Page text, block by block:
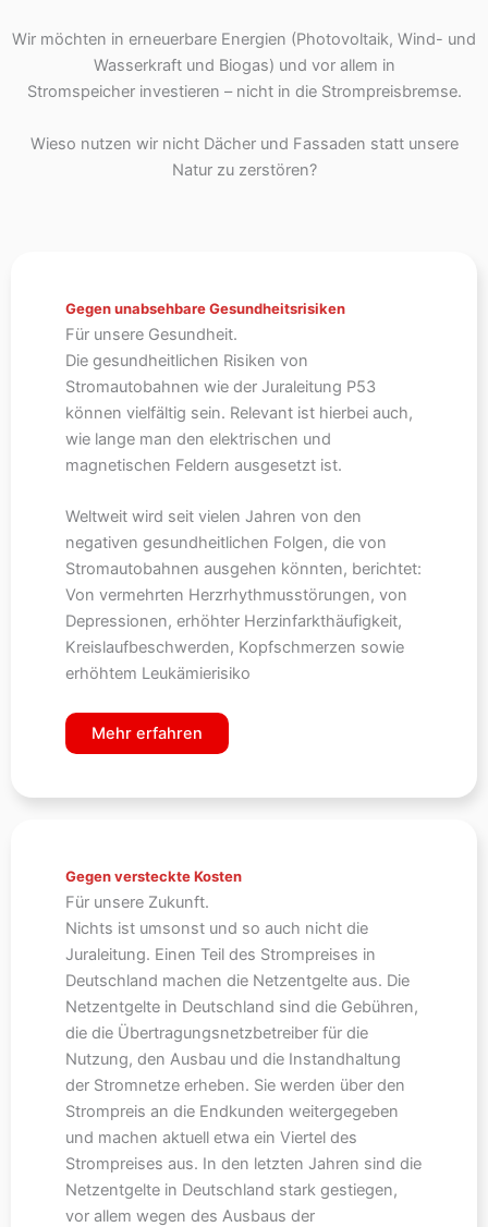
Wir möchten in erneuerbare Energien (Photovoltaik, Wind- und
Wasserkraft und Biogas) und vor allem in
Stromspeicher investieren – nicht in die Strompreisbremse.
Wieso nutzen wir nicht Dächer und Fassaden statt unsere
Natur zu zerstören?
Gegen unabsehbare Gesundheitsrisiken
Für unsere Gesundheit.
Die gesundheitlichen Risiken von
Stromautobahnen wie der Juraleitung P53
können vielfältig sein. Relevant ist hierbei auch,
wie lange man den elektrischen und
magnetischen Feldern ausgesetzt ist.
Weltweit wird seit vielen Jahren von den
negativen gesundheitlichen Folgen, die von
Stromautobahnen ausgehen könnten, berichtet:
Von vermehrten Herzrhythmusstörungen, von
Depressionen, erhöhter Herzinfarkthäufigkeit,
Kreislaufbeschwerden, Kopfschmerzen sowie
erhöhtem Leukämierisiko
Mehr erfahren
Gegen versteckte Kosten
Für unsere Zukunft.
Nichts ist umsonst und so auch nicht die
Juraleitung. Einen Teil des Strompreises in
Deutschland machen die Netzentgelte aus. Die
Netzentgelte in Deutschland sind die Gebühren,
die die Übertragungsnetzbetreiber für die
Nutzung, den Ausbau und die Instandhaltung
der Stromnetze erheben. Sie werden über den
Strompreis an die Endkunden weitergegeben
und machen aktuell etwa ein Viertel des
Strompreises aus. In den letzten Jahren sind die
Netzentgelte in Deutschland stark gestiegen,
vor allem wegen des Ausbaus der